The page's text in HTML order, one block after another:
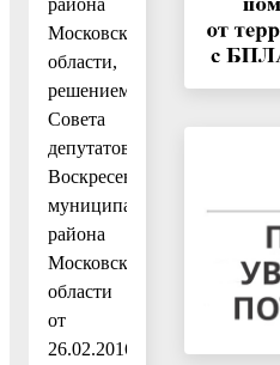
Московской
области,
решением
Совета
депутатов
Воскресенского
муниципального
района
Московской
области
от
26.02.2016